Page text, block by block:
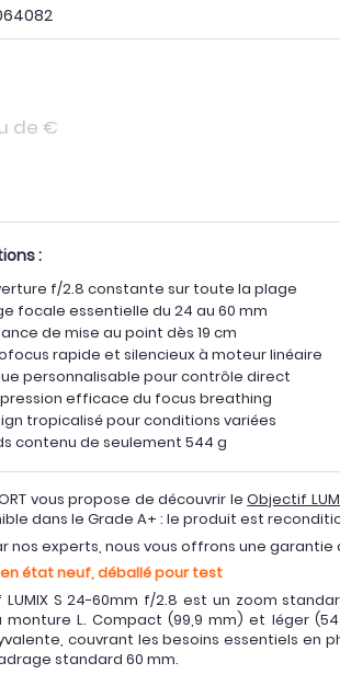
de €
:
f/2.8 constante sur toute la plage
focale essentielle du 24 au 60 mm
de mise au point dès 19 cm
rapide et silencieux à moteur linéaire
personnalisable pour contrôle direct
efficace du focus breathing
tropicalisé pour conditions variées
contenu de seulement 544 g
vous propose de découvrir leObjectif
dans le Grade A+ : le produit est
nos experts, nous vous offrons une garantie
état neuf, déballé pour test
S 24-60mm f/2.8 est un zoom
L. Compact (99,9 mm) et léger
couvrant les besoins essentiels en
standard 60 mm.